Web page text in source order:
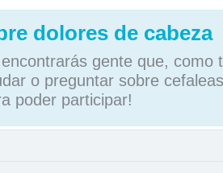
dolores de cabeza
gente que, como
o preguntar sobre
poder participar!